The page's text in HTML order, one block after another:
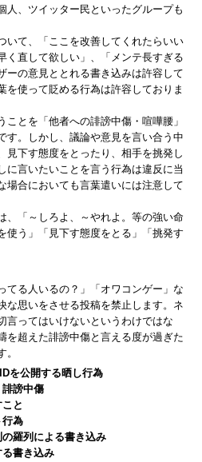
人、ツイッター民といったグループも
いて、「ここを改善してくれたらいい
く直して欲しい」、「メンテ長すぎる
ーの意見ととれる書き込みは許容して
を使って貶める行為は許容しておりま
ことを「他者への誹謗中傷・喧嘩腰」
す。しかし、議論や意見を言い合う中
見下す態度をとったり、相手を挑発し
に言いたいことを言う行為は違反に当
場合においても言葉遣いには注意して
、「～しろよ、～やれよ。等の強い命
使う」「見下す態度をとる」「挑発す
てる人いるの？」「オワコンゲー」な
な思いをさせる投稿を禁止します。ネ
言ってはいけないというわけではな
を超えた誹謗中傷と言える度が過ぎた
を公開する晒し行為
謗中傷
と
行為
羅列による書き込み
書き込み